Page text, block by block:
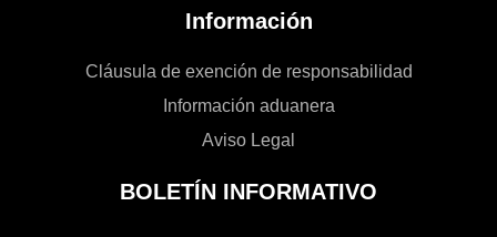
Información
Cláusula de exención de responsabilidad
Información aduanera
Aviso Legal
BOLETÍN INFORMATIVO